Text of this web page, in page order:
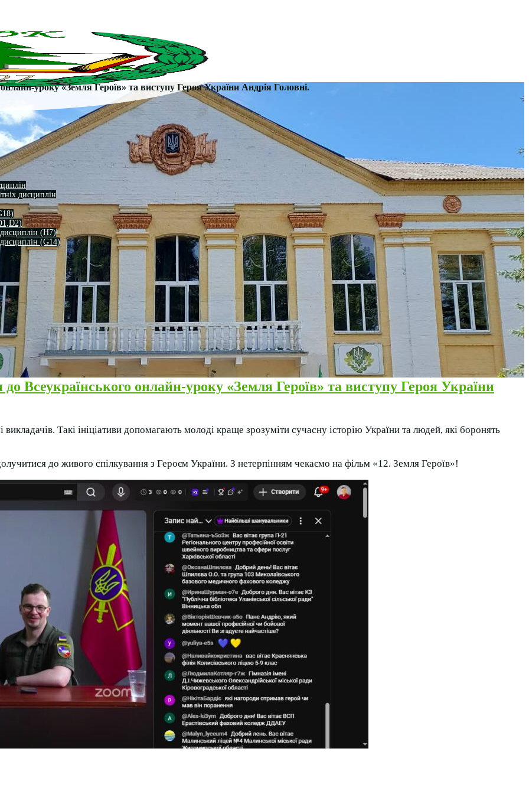
дисциплін
(H7)
(G14)
уроку «Земля Героїв» та виступу Героя України Андрія Головні.
Всеукраїнського онлайн-уроку «Земля Героїв» та виступу Героя України
Такі ініціативи допомагають молоді краще зрозуміти сучасну історію України та людей, які боронять
до живого спілкування з Героєм України. З нетерпінням чекаємо на фільм «12. Земля Героїв»!